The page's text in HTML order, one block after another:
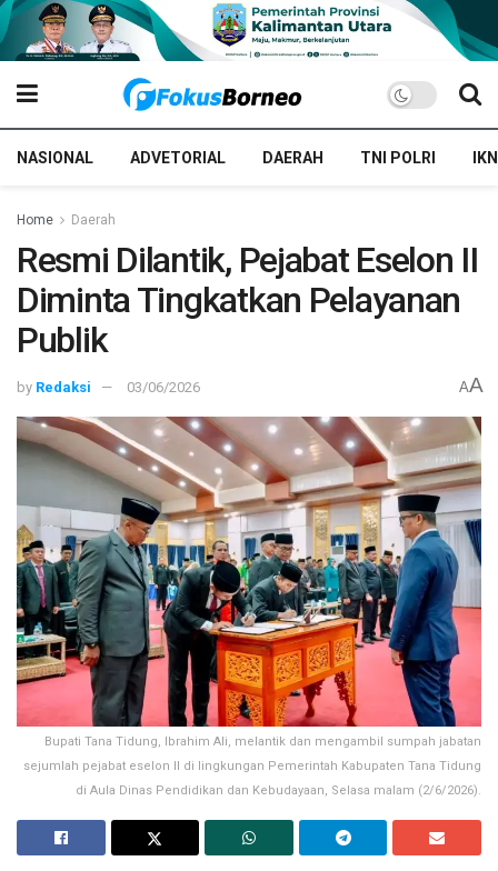
NASIONAL ADVETORIAL DAERAH TNI POLRI IKN
Home Daerah
Resmi Dilantik, Pejabat Eselon II
Diminta Tingkatkan Pelayanan
Publik
by Redaksi 03/06/2026 AA
Bupati Tana Tidung, Ibrahim Ali, melantik dan mengambil sumpah jabatan
sejumlah pejabat eselon II di lingkungan Pemerintah Kabupaten Tana Tidung
di Aula Dinas Pendidikan dan Kebudayaan, Selasa malam (2/6/2026).